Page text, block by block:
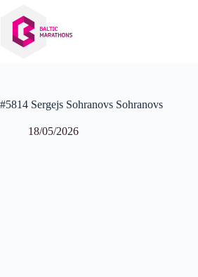
saturu
#5814 Sergejs Sohranovs Sohranovs
18/05/2026